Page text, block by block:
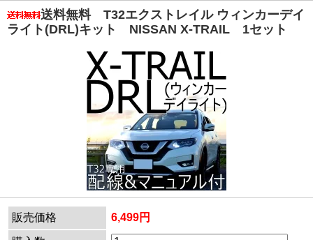
送料無料 T32エクストレイル ウィンカーデイ
ライト(DRL)キット NISSAN X-TRAIL 1セット
販売価格 6,499円